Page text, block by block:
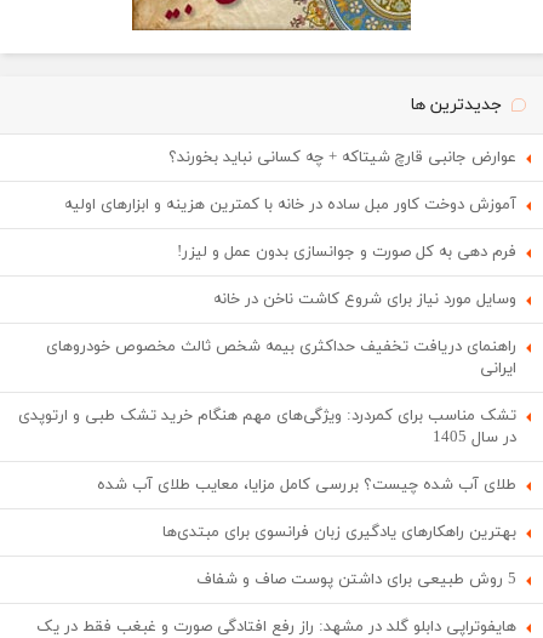
جدیدترین ها
عوارض جانبی قارچ شیتاکه + چه کسانی نباید بخورند؟
آموزش دوخت کاور مبل ساده در خانه با کمترین هزینه و ابزارهای اولیه
فرم دهی به کل صورت و جوانسازی بدون عمل و لیزر!
وسایل مورد نیاز برای شروع کاشت ناخن در خانه
راهنمای دریافت تخفیف حداکثری بیمه شخص ثالث مخصوص خودروهای
ایرانی
تشک مناسب برای کمردرد: ویژگی‌های مهم هنگام خرید تشک طبی و ارتوپدی
در سال 1405
طلای آب شده چیست؟ بررسی کامل مزایا، معایب طلای آب شده
بهترین راهکارهای یادگیری زبان فرانسوی برای مبتدی‌ها
5 روش طبیعی برای داشتن پوست صاف و شفاف
هایفوتراپی دابلو گلد در مشهد: راز رفع افتادگی صورت و غبغب فقط در یک